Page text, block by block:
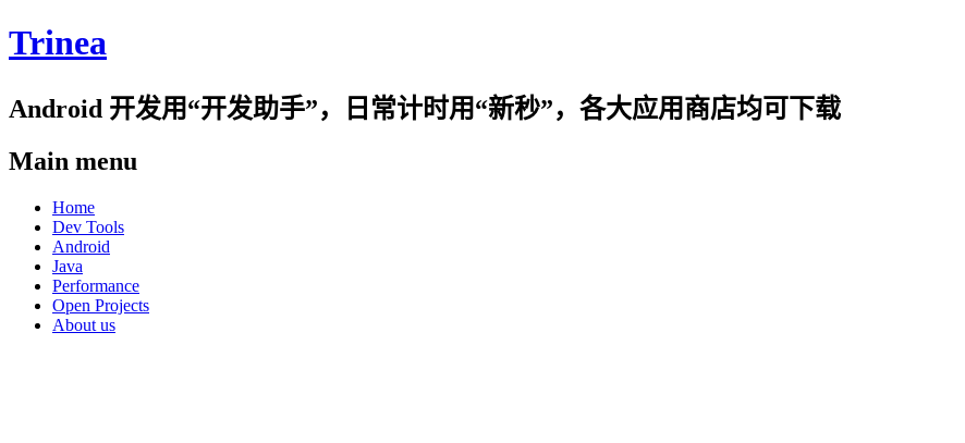
Trinea
Android 开发用“开发助手”，日常计时用“新秒”，各大应用商店均可下载
Main menu
Skip
content
Home
Dev Tools
Android
Java
Performance
Open Projects
About us